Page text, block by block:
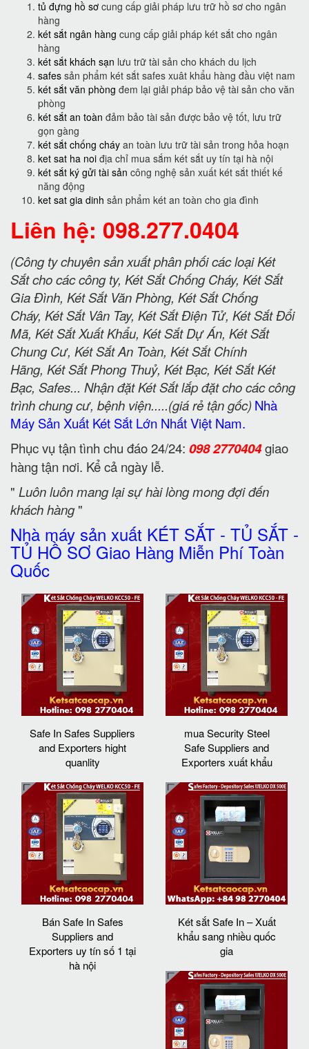
tủ đựng hồ sơ cung cấp giải pháp lưu trữ hồ sơ cho ngân
hàng
két sắt ngân hàng cung cấp giải pháp két sắt cho ngân
hàng
két sắt khách sạn lưu trữ tài sản cho khách du lịch
safes sản phẩm két sắt safes xuât khẩu hàng đầu việt nam
két sắt văn phòng đem lại giải pháp bảo vệ tài sản cho văn
phòng
két sắt an toàn đảm bảo tài sản được bảo vệ tốt, lưu trữ
gọn gàng
két sắt chống cháy an toàn lưu trữ tài sản trong hỏa hoạn
ket sat ha noi địa chỉ mua sắm két sắt uy tín tại hà nội
két sắt ký gửi tài sản công nghệ sản xuất két sắt thiết kế
năng động
ket sat gia dinh sản phẩm két an toàn cho gia đình
Liên hệ: 098.277.0404
(Công ty chuyên sản xuất phân phối các loại Két
Sắt cho các công ty, Két Sắt Chống Cháy, Két Sắt
Gia Đình, Két Sắt Văn Phòng, Két Sắt Chống
Cháy, Két Sắt Vân Tay, Két Sắt Điện Tử, Két Sắt Đổi
Mã, Két Sắt Xuất Khẩu, Két Sắt Dự Án, Két Sắt
Chung Cư, Két Sắt An Toàn, Két Sắt Chính
Hãng, Két Sắt Phong Thuỷ, Két Bạc, Két Sắt Két
Bạc, Safes... Nhận đặt Két Sắt lắp đặt cho các công
trình chung cư, bệnh viện.....(giá rẻ tận gốc) Nhà
Máy Sản Xuất Két Sắt Lớn Nhất Việt Nam.
Phục vụ tận tình chu đáo 24/24: 098 2770404giao
hàng tận nơi. Kể cả ngày lễ.
" Luôn luôn mang lại sự hài lòng mong đợi đến
khách hàng"
Nhà máy sản xuất KÉT SẮT - TỦ SẮT -
TỦ HỒ SƠ Giao Hàng Miễn Phí Toàn
Quốc
Safe In Safes Suppliers
and Exporters hight
quanlity
mua Security Steel
Safe Suppliers and
Exporters xuất khẩu
Bán Safe In Safes
Suppliers and
Exporters uy tín số 1 tại
hà nội
Két sắt Safe In – Xuất
khẩu sang nhiều quốc
gia